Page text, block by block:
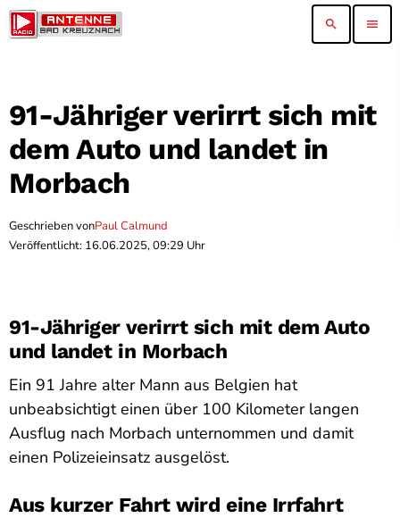
search menu
91-Jähriger verirrt sich mit
dem Auto und landet in
Morbach
Geschrieben vonPaul Calmund
Veröffentlicht: 16.06.2025, 09:29 Uhr
91-Jähriger verirrt sich mit dem Auto
und landet in Morbach
Ein 91 Jahre alter Mann aus Belgien hat
unbeabsichtigt einen über 100 Kilometer langen
Ausflug nach Morbach unternommen und damit
einen Polizeieinsatz ausgelöst.
Aus kurzer Fahrt wird eine Irrfahrt